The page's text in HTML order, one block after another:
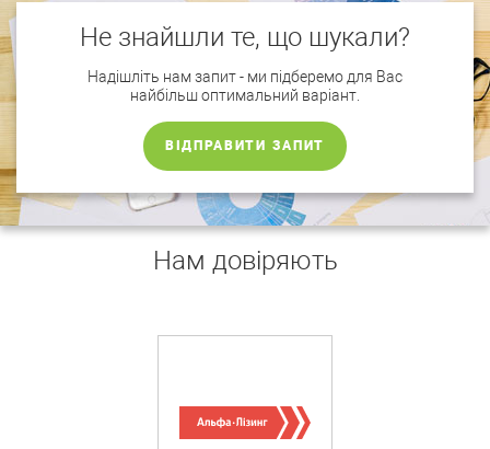
Не знайшли те, що шукали?
Надішліть нам запит - ми підберемо для Вас
найбільш оптимальний варіант.
ВІДПРАВИТИ ЗАПИТ
Нам довіряють